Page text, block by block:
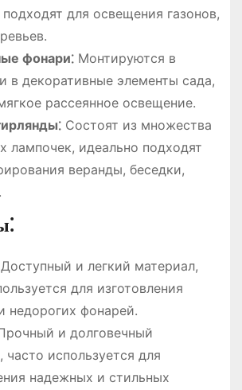
для освещения газонов,
фонари⁚Монтируются в
в декоративные элементы сада,
рассеянное освещение.
Состоят из множества
лампочек, идеально подходят
веранды, беседки,
и легкий материал,
для изготовления
недорогих фонарей.
и долговечный
часто используется для
надежных и стильных